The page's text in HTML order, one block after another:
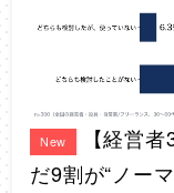
New
【経営者
だ9割が“ノー